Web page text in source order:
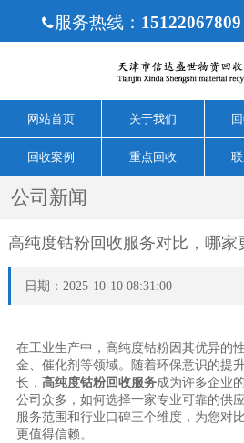
服务热线： 15122067809
网站首页 关于我们
回收案例 重点回收
公司新闻
高纯度钴粉回收服务对比，哪家
日期：2025-10-10 08:31:00
在工业生产中，高纯度钴粉因其优异的
金、催化剂等领域。随着环保意识的提
长， 高纯度钴粉回收服务成为许多企业
公司众多，如何选择一家专业可靠的供
服务范围和行业口碑三个维度，为您对
更值得信赖。